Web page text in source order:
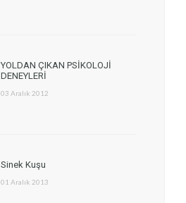
YOLDAN ÇIKAN PSİKOLOJİ
DENEYLERİ
03 Aralık 2012
Sinek Kuşu
01 Aralık 2013